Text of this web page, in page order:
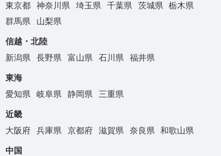
東京都
神奈川県 埼玉県 千葉県 茨城県
栃木県
群馬県
山梨県
信越・北陸
新潟県
長野県 富山県 石川県 福井県
東海
愛知県
岐阜県 静岡県 三重県
近畿
大阪府
兵庫県 京都府 滋賀県 奈良県 和歌山県
中国